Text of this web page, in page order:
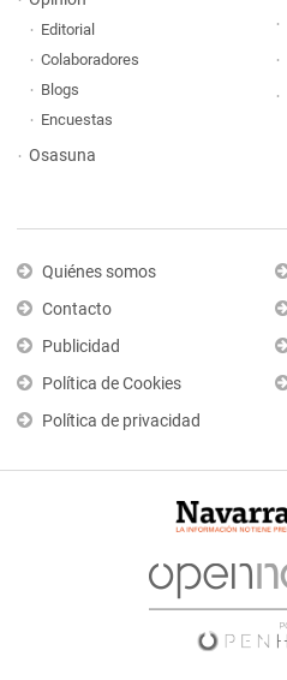
Editorial
Colaboradores
Blogs
Encuestas
Osasuna
Quiénes somos
Contacto
Publicidad
Política de Cookies
Política de privacidad